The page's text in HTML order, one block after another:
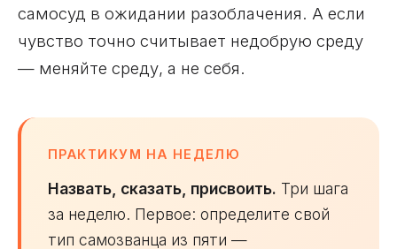
самосуд в ожидании разоблачения. А если
чувство точно считывает недобрую среду
— меняйте среду, а не себя.
ПРАКТИКУМ НА НЕДЕЛЮ
Назвать, сказать, присвоить. Три шага
за неделю. Первое: определите свой
тип самозванца из пяти —